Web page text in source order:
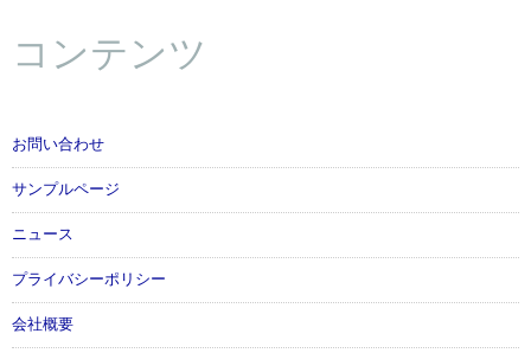
コンテンツ
お問い合わせ
サンプルページ
ニュース
プライバシーポリシー
会社概要